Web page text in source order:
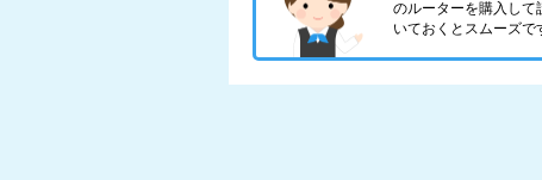
のルーターを購入して
いておくとスムーズで